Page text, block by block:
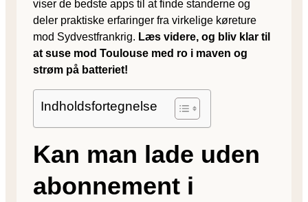
viser de bedste apps til at finde standerne og
deler praktiske erfaringer fra virkelige køreture
mod Sydvestfrankrig. Læs videre, og bliv klar til
at suse mod Toulouse med ro i maven og
strøm på batteriet!
Indholdsfortegnelse
Kan man lade uden
abonnement i